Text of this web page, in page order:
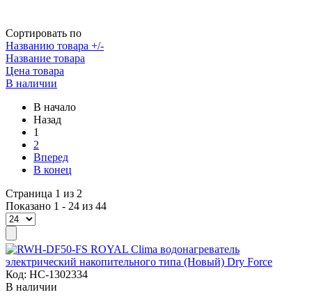
Сортировать по
Названию товара +/-
Название товара
Цена товара
В наличии
В начало
Назад
1
2
Вперед
В конец
Страница 1 из 2
Показано 1 - 24 из 44
Код: НС-1302334
В наличии